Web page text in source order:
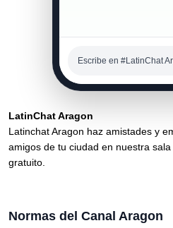
Escribe en #LatinChat
LatinChat Aragon
Latinchat Aragon haz amistades y
amigos de tu ciudad en nuestra
gratuito.
Normas del Canal Aragon